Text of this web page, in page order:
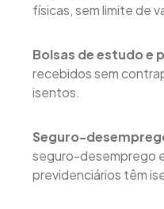
físicas, sem limite de
Bolsas de estudo e
recebidos sem
isentos.
Seguro-
seguro-desemprego
previdenciários têm